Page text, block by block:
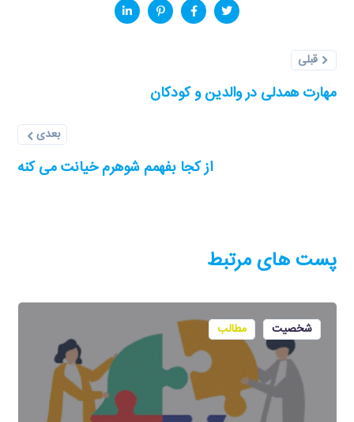
قبلی
مهارت همدلی در والدین و کودکان
بعدی
از کجا بفهمم شوهرم خیانت می کنه
پست های مرتبط
شخصیت مطالب